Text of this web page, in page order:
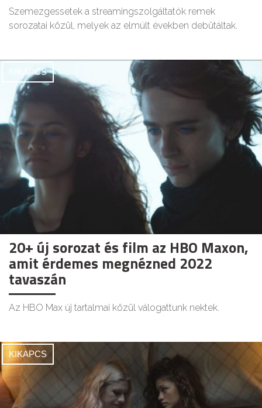
Szemezgessetek a streamingszolgáltatók remek
sorozatai közül, melyek az elmúlt években debütáltak.
KIKAPCS
20+ új sorozat és film az HBO Maxon,
amit érdemes megnézned 2022
tavaszán
Az HBO Max új tartalmai közül válogattunk nektek.
KIKAPCS